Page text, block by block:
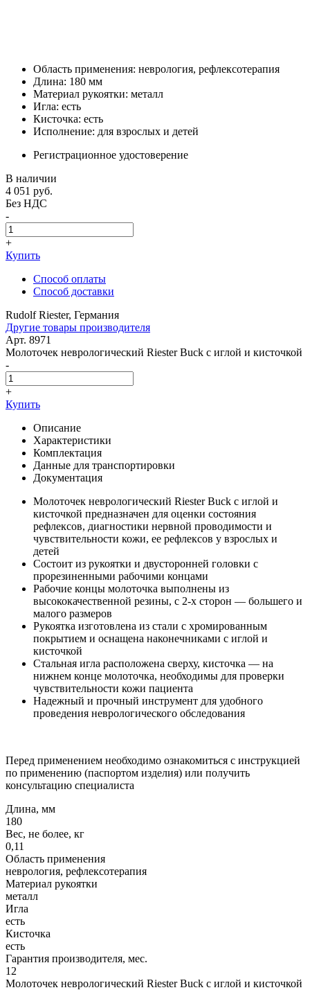
Область применения: неврология, рефлексотерапия
Длина: 180 мм
Материал рукоятки: металл
Игла: есть
Кисточка: есть
Исполнение: для взрослых и детей
Регистрационное удостоверение
В наличии
4 051 руб.
Без НДС
-
+
Купить
Способ оплаты
Способ доставки
Rudolf Riester, Германия
Другие товары производителя
Арт. 8971
Молоточек неврологический Riester Buck с иглой и кисточкой
-
+
Купить
Описание
Характеристики
Комплектация
Данные для транспортировки
Документация
Молоточек неврологический Riester Buck с иглой и
кисточкой предназначен для оценки состояния
рефлексов, диагностики нервной проводимости и
чувствительности кожи, ее рефлексов у взрослых и
детей
Состоит из рукоятки и двусторонней головки с
прорезиненными рабочими концами
Рабочие концы молоточка выполнены из
высококачественной резины, с 2-х сторон — большего и
малого размеров
Рукоятка изготовлена из стали с хромированным
покрытием и оснащена наконечниками с иглой и
кисточкой
Стальная игла расположена сверху, кисточка — на
нижнем конце молоточка, необходимы для проверки
чувствительности кожи пациента
Надежный и прочный инструмент для удобного
проведения неврологического обследования
Перед применением необходимо ознакомиться с инструкцией
по применению (паспортом изделия) или получить
консультацию специалиста
Длина, мм
180
Вес, не более, кг
0,11
Область применения
неврология, рефлексотерапия
Материал рукоятки
металл
Игла
есть
Кисточка
есть
Гарантия производителя, мес.
12
Молоточек неврологический Riester Buck с иглой и кисточкой